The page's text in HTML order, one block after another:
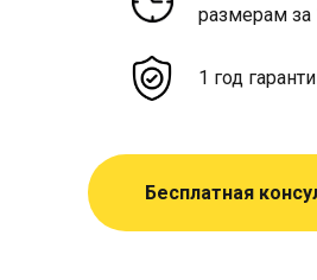
размерам за
1 год
Бесплатная